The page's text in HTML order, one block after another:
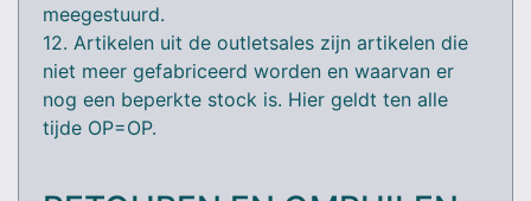
meegestuurd.
12. Artikelen uit de outletsales zijn artikelen die
niet meer gefabriceerd worden en waarvan er
nog een beperkte stock is. Hier geldt ten alle
tijde OP=OP.